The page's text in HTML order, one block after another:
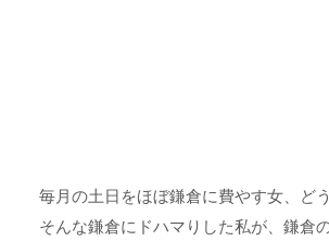
毎月の土日をほぼ鎌倉に費やす女、どう
そんな鎌倉にドハマりした私が、鎌倉